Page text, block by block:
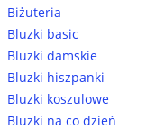
Biżuteria
Bluzki basic
Bluzki damskie
Bluzki hiszpanki
Bluzki koszulowe
Bluzki na co dzień